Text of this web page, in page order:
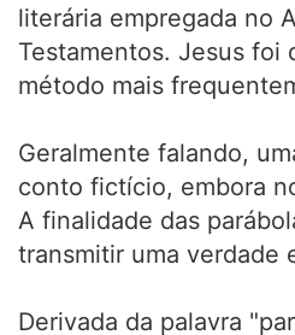
literária empregada no
Testamentos. Jesus foi
método mais
Geralmente falando,
conto fictício, embora
A finalidade das
transmitir uma verdade
Derivada da palavra